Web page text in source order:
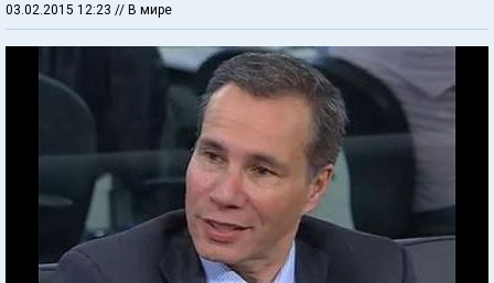
03.02.2015 12:23 // В мире